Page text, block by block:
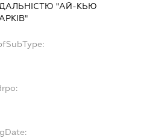
"АЙ-КЬЮ